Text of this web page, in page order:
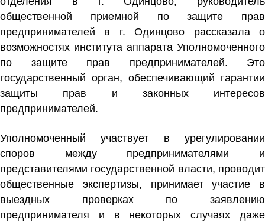
общественной приемной по защите прав
предпринимателей в г. Одинцово рассказала о
возможностях института аппарата Уполномоченного
по защите прав предпринимателей. Это
государственный орган, обеспечивающий гарантии
защиты прав и законных интересов
предпринимателей.
Уполномоченный участвует в урегулировании
споров между предпринимателями и
представителями государственной власти, проводит
общественные экспертизы, принимает участие в
выездных проверках по заявлению
предпринимателя и в некоторых случаях даже